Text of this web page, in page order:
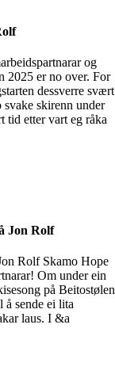
og
2025 er no over. For
dessverre svært
skirenn under
tid etter vart eg råka
Jon Rolf
Rolf Skamo Hope
Om under ein
på
sende ei lita
laus. I &a